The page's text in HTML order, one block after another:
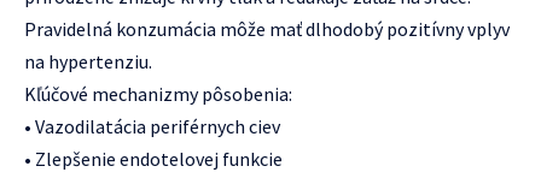
Pravidelná konzumácia môže mať dlhodobý pozitívny vplyv
na hypertenziu.
Kľúčové mechanizmy pôsobenia:
• Vazodilatácia periférnych ciev
• Zlepšenie endotelovej funkcie